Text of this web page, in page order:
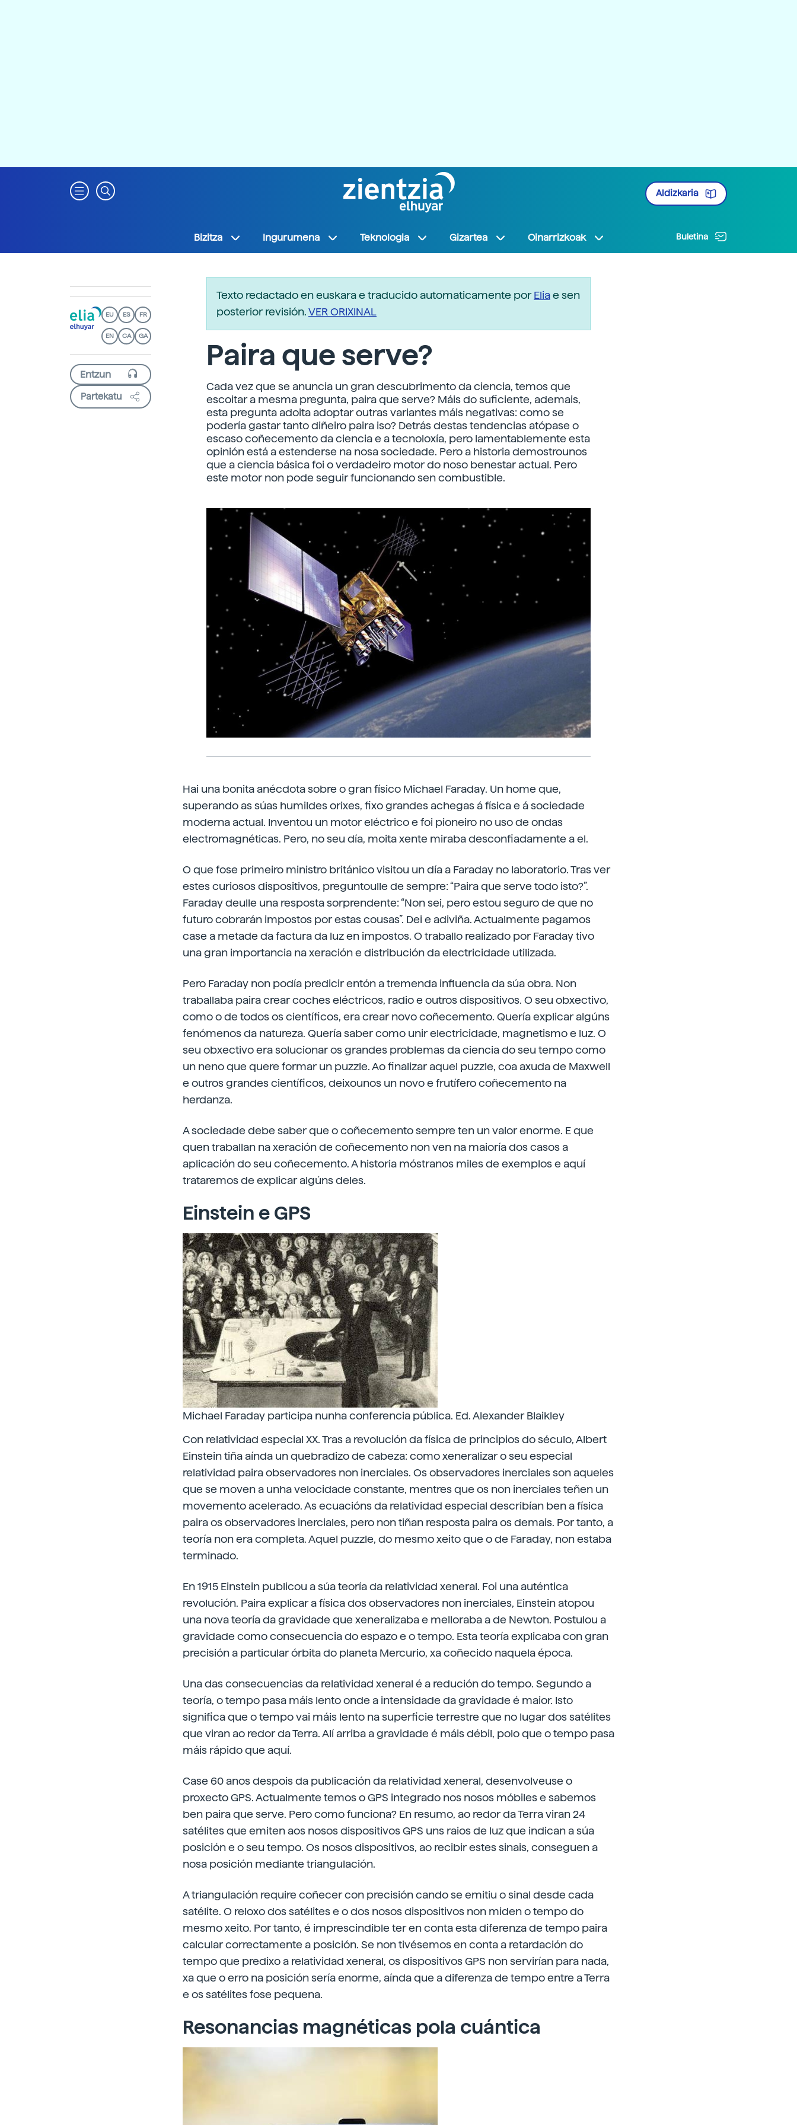
Aldizkaria
Bizitza Ingurumena Teknologia Gizartea Oinarrizkoak Buletina
EU ES FR
EN CA GA
Partekatu
Texto redactado en euskara e traducido automaticamente porEliae sen
posterior revisión.VER ORIXINAL
Paira que serve?
Cada vez que se anuncia un gran descubrimento da ciencia, temos que
escoitar a mesma pregunta, paira que serve? Máis do suficiente, ademais,
esta pregunta adoita adoptar outras variantes máis negativas: como se
podería gastar tanto diñeiro paira iso? Detrás destas tendencias atópase o
escaso coñecemento da ciencia e a tecnoloxía, pero lamentablemente esta
opinión está a estenderse na nosa sociedade. Pero a historia demostrounos
que a ciencia básica foi o verdadeiro motor do noso benestar actual. Pero
este motor non pode seguir funcionando sen combustible.
Hai una bonita anécdota sobre o gran físico Michael Faraday. Un home que,
superando as súas humildes orixes, fixo grandes achegas á física e á sociedade
moderna actual. Inventou un motor eléctrico e foi pioneiro no uso de ondas
electromagnéticas. Pero, no seu día, moita xente miraba desconfiadamente a el.
O que fose primeiro ministro británico visitou un día a Faraday no laboratorio. Tras ver
estes curiosos dispositivos, preguntoulle de sempre: “Paira que serve todo isto?”.
Faraday deulle una resposta sorprendente: “Non sei, pero estou seguro de que no
futuro cobrarán impostos por estas cousas”. Dei e adiviña. Actualmente pagamos
case a metade da factura da luz en impostos. O traballo realizado por Faraday tivo
una gran importancia na xeración e distribución da electricidade utilizada.
Pero Faraday non podía predicir entón a tremenda influencia da súa obra. Non
traballaba paira crear coches eléctricos, radio e outros dispositivos. O seu obxectivo,
como o de todos os científicos, era crear novo coñecemento. Quería explicar algúns
fenómenos da natureza. Quería saber como unir electricidade, magnetismo e luz. O
seu obxectivo era solucionar os grandes problemas da ciencia do seu tempo como
un neno que quere formar un puzzle. Ao finalizar aquel puzzle, coa axuda de Maxwell
e outros grandes científicos, deixounos un novo e frutífero coñecemento na
herdanza.
A sociedade debe saber que o coñecemento sempre ten un valor enorme. E que
quen traballan na xeración de coñecemento non ven na maioría dos casos a
aplicación do seu coñecemento. A historia móstranos miles de exemplos e aquí
trataremos de explicar algúns deles.
Einstein e GPS
Michael Faraday participa nunha conferencia pública. Ed. Alexander Blaikley
Con relatividad especial XX. Tras a revolución da física de principios do século, Albert
Einstein tiña aínda un quebradizo de cabeza: como xeneralizar o seu especial
relatividad paira observadores non inerciales. Os observadores inerciales son aqueles
que se moven a unha velocidade constante, mentres que os non inerciales teñen un
movemento acelerado. As ecuacións da relatividad especial describían ben a física
paira os observadores inerciales, pero non tiñan resposta paira os demais. Por tanto, a
teoría non era completa. Aquel puzzle, do mesmo xeito que o de Faraday, non estaba
terminado.
En 1915 Einstein publicou a súa teoría da relatividad xeneral. Foi una auténtica
revolución. Paira explicar a física dos observadores non inerciales, Einstein atopou
una nova teoría da gravidade que xeneralizaba e melloraba a de Newton. Postulou a
gravidade como consecuencia do espazo e o tempo. Esta teoría explicaba con gran
precisión a particular órbita do planeta Mercurio, xa coñecido naquela época.
Una das consecuencias da relatividad xeneral é a redución do tempo. Segundo a
teoría, o tempo pasa máis lento onde a intensidade da gravidade é maior. Isto
significa que o tempo vai máis lento na superficie terrestre que no lugar dos satélites
que viran ao redor da Terra. Alí arriba a gravidade é máis débil, polo que o tempo pasa
máis rápido que aquí.
Case 60 anos despois da publicación da relatividad xeneral, desenvolveuse o
proxecto GPS. Actualmente temos o GPS integrado nos nosos móbiles e sabemos
ben paira que serve. Pero como funciona? En resumo, ao redor da Terra viran 24
satélites que emiten aos nosos dispositivos GPS uns raios de luz que indican a súa
posición e o seu tempo. Os nosos dispositivos, ao recibir estes sinais, conseguen a
nosa posición mediante triangulación.
A triangulación require coñecer con precisión cando se emitiu o sinal desde cada
satélite. O reloxo dos satélites e o dos nosos dispositivos non miden o tempo do
mesmo xeito. Por tanto, é imprescindible ter en conta esta diferenza de tempo paira
calcular correctamente a posición. Se non tivésemos en conta a retardación do
tempo que predixo a relatividad xeneral, os dispositivos GPS non servirían para nada,
xa que o erro na posición sería enorme, aínda que a diferenza de tempo entre a Terra
e os satélites fose pequena.
Resonancias magnéticas pola cuántica